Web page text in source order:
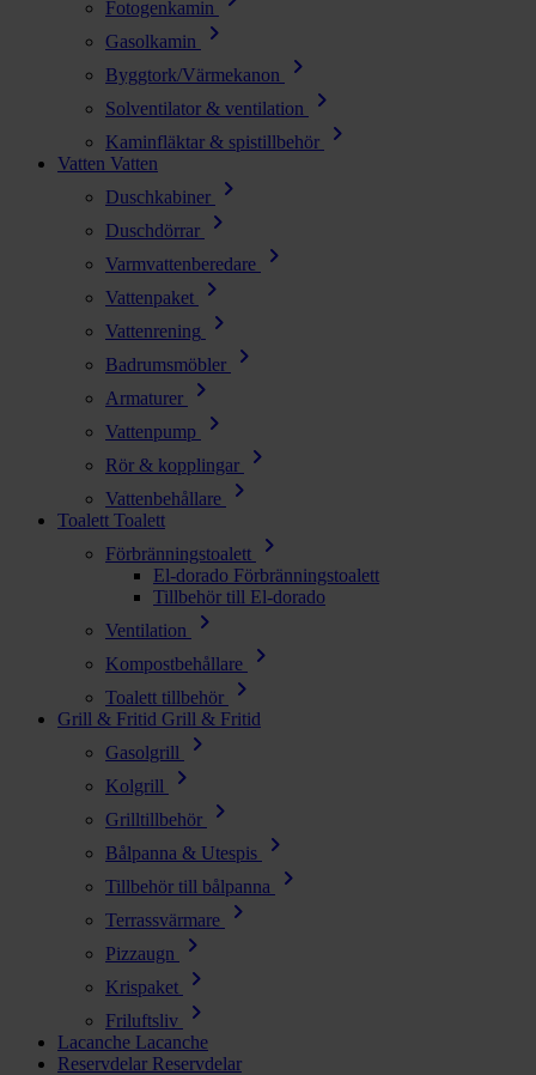
Fotogenkamin
Gasolkamin chevron_right
Byggtork/Värmekanon chevron_right
Solventilator & ventilation chevron_right
Kaminfläktar & spistillbehör chevron_right
Vatten Vatten
Duschkabiner
chevron_right
Duschdörrar chevron_right
Varmvattenberedare chevron_right
Vattenpaket chevron_right
Vattenrening chevron_right
Badrumsmöbler chevron_right
Armaturer chevron_right
Vattenpump chevron_right
Rör & kopplingar chevron_right
Vattenbehållare chevron_right
Toalett Toalett
Förbränningstoalett
chevron_right
El-dorado Förbränningstoalett
Tillbehör till El-dorado
Ventilation
chevron_right
Kompostbehållare chevron_right
Toalett tillbehör chevron_right
Grill & Fritid Grill & Fritid
Gasolgrill
chevron_right
Kolgrill chevron_right
Grilltillbehör chevron_right
Bålpanna & Utespis chevron_right
Tillbehör till bålpanna chevron_right
Terrassvärmare chevron_right
Pizzaugn chevron_right
Krispaket chevron_right
Friluftsliv chevron_right
Lacanche Lacanche
Reservdelar Reservdelar